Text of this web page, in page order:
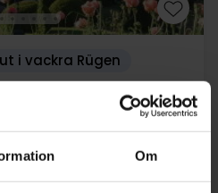
Om
i vackra Rügen